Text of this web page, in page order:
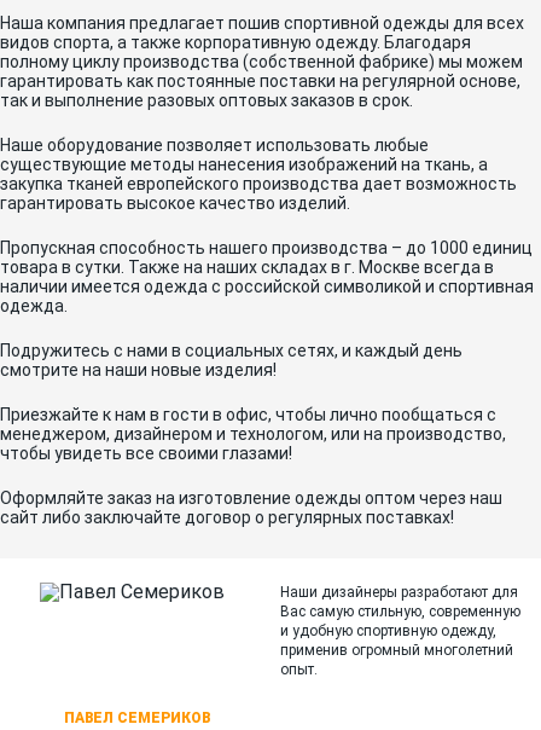
Наша компания предлагает пошив спортивной одежды для всех
видов спорта, а также корпоративную одежду. Благодаря
полному циклу производства (собственной фабрике) мы можем
гарантировать как постоянные поставки на регулярной основе,
так и выполнение разовых оптовых заказов в срок.
Наше оборудование позволяет использовать любые
существующие методы нанесения изображений на ткань, а
закупка тканей европейского производства дает возможность
гарантировать высокое качество изделий.
Пропускная способность нашего производства – до 1000 единиц
товара в сутки. Также на наших складах в г. Москве всегда в
наличии имеется одежда с российской символикой и спортивная
одежда.
Подружитесь с нами в социальных сетях, и каждый день
смотрите на наши новые изделия!
Приезжайте к нам в гости в офис, чтобы лично пообщаться с
менеджером, дизайнером и технологом, или на производство,
чтобы увидеть все своими глазами!
Оформляйте заказ на изготовление одежды оптом через наш
сайт либо заключайте договор о регулярных поставках!
ПАВЕЛ СЕМЕРИКОВ
Наши дизайнеры разработают для
Вас самую стильную, современную
и удобную спортивную одежду,
применив огромный многолетний
опыт.